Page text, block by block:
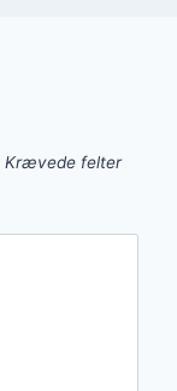
Krævede felter